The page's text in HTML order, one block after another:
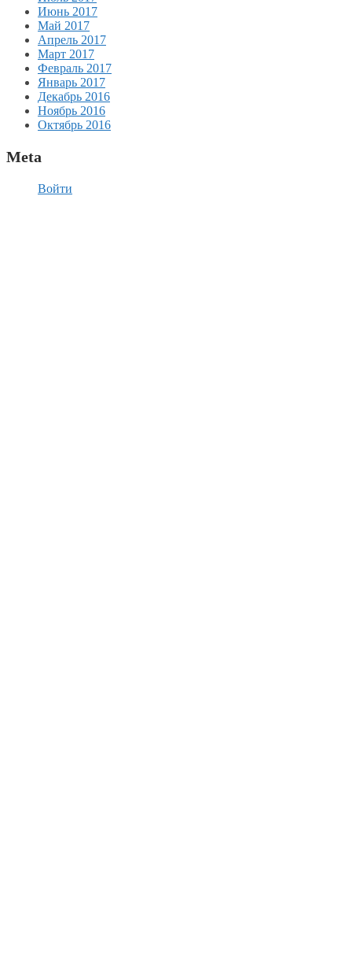
Июнь 2017
Май 2017
Апрель 2017
Март 2017
Февраль 2017
Январь 2017
Декабрь 2016
Ноябрь 2016
Октябрь 2016
Meta
Войти